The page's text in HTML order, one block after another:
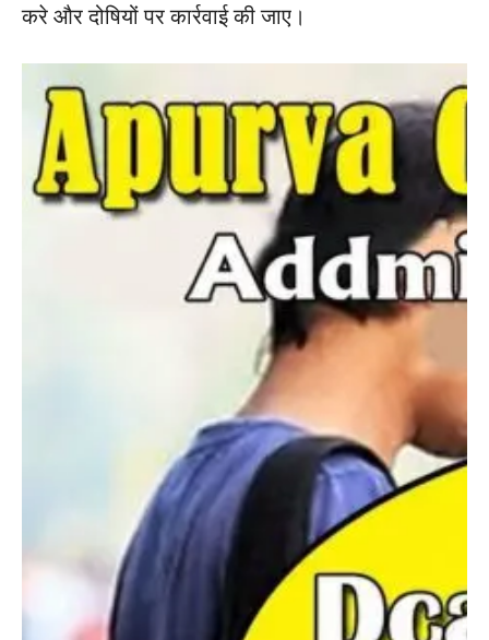
करे और दोषियों पर कार्रवाई की जाए।